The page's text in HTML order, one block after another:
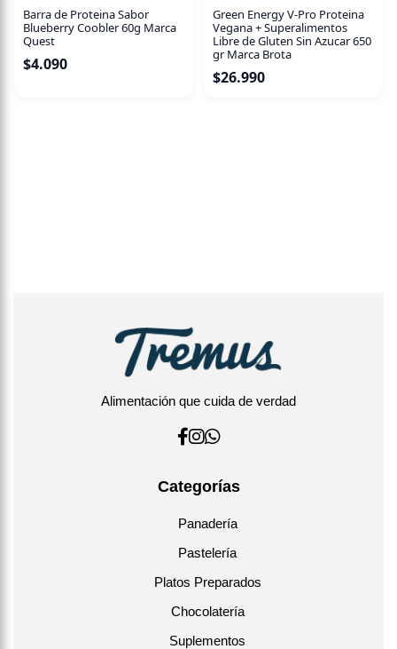
Barra de Proteina Sabor
Blueberry Coobler 60g Marca
Quest
$4.090
Green Energy V-Pro Proteina
Vegana + Superalimentos
Libre de Gluten Sin Azucar 650
gr Marca Brota
$26.990
Alimentación que cuida de verdad
Categorías
Panadería
Pastelería
Platos Preparados
Chocolatería
Suplementos